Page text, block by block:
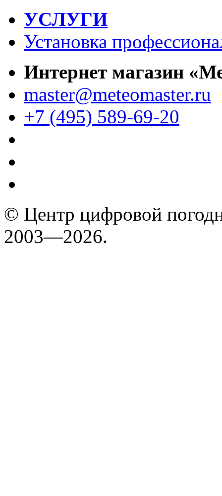
УСЛУГИ
Установка
Интернет магазин
master@meteomaster.ru
+7 (495) 589-69-20
© Центр цифровой
2003—2026.